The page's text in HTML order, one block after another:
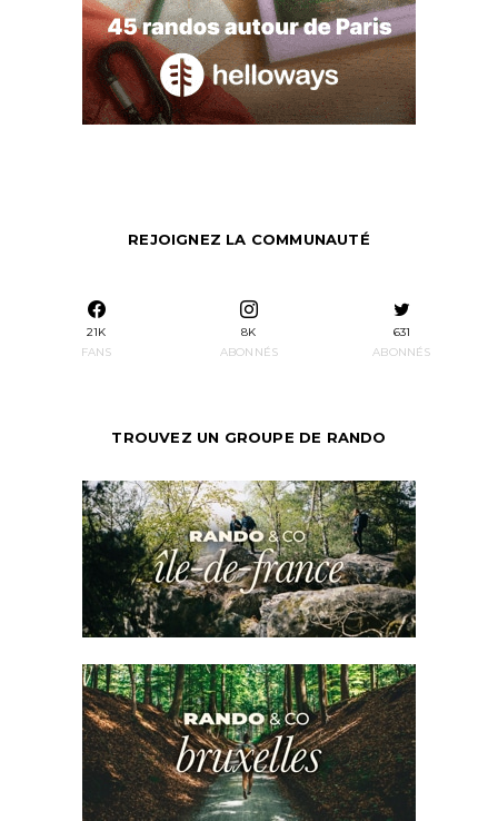
REJOIGNEZ LA COMMUNAUTÉ
21K
FANS
8K
ABONNÉS
631
ABONNÉS
TROUVEZ UN GROUPE DE RANDO